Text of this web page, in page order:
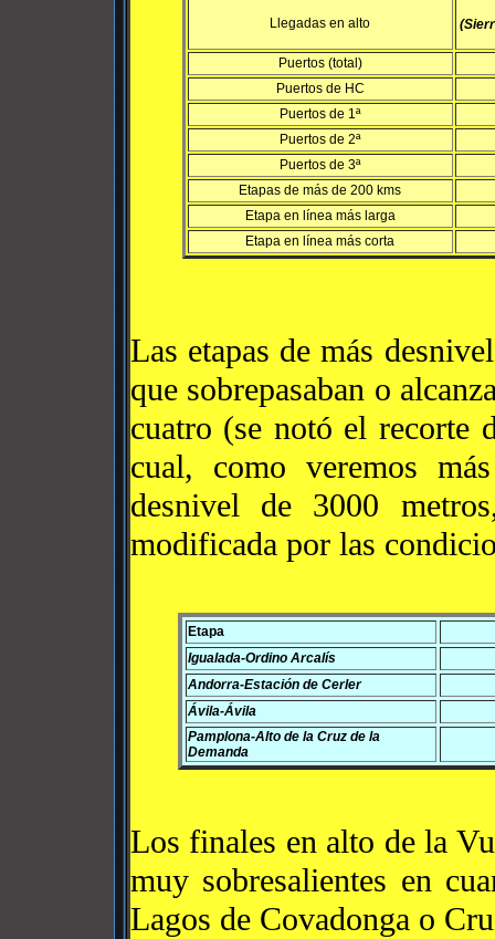
Llegadas en alto
Puertos (total)
Puertos de HC
Puertos de 1ª
Puertos de 2ª
Puertos de 3ª
Etapas de más de 200 kms
Etapa en línea más larga
Etapa en línea más corta
Las etapas de más
que sobrepasaban o
cuatro (se notó el recorte
cual, como veremos
desnivel de 3000
modificada por las
Etapa
Igualada-Ordino Arcalís
Andorra-Estación de Cerler
Ávila-Ávila
Pamplona-Alto de la Cruz de la
Demanda
Los finales en alto de la
muy sobresalientes en
Lagos de Covadonga o